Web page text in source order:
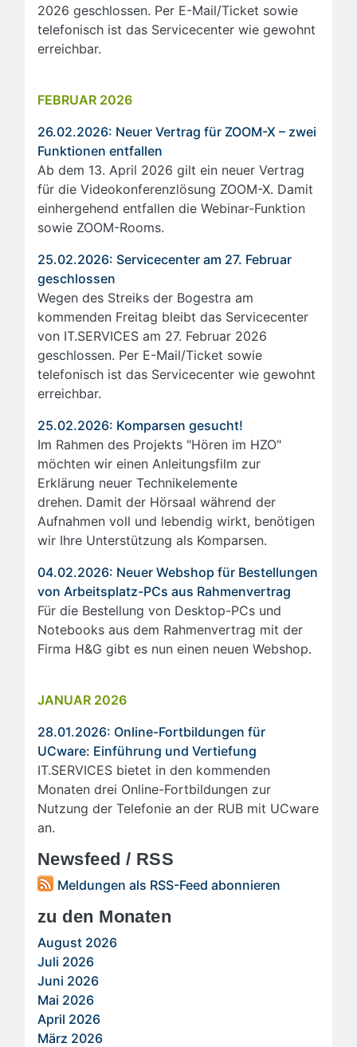
2026 geschlossen. Per E-Mail/Ticket sowie
telefonisch ist das Servicecenter wie gewohnt
erreichbar.
FEBRUAR 2026
26.02.2026: Neuer Vertrag für ZOOM-X – zwei
Funktionen entfallen
Ab dem 13. April 2026 gilt ein neuer Vertrag
für die Videokonferenzlösung ZOOM-X. Damit
einhergehend entfallen die Webinar-Funktion
sowie ZOOM-Rooms.
25.02.2026: Servicecenter am 27. Februar
geschlossen
Wegen des Streiks der Bogestra am
kommenden Freitag bleibt das Servicecenter
von IT.SERVICES am 27. Februar 2026
geschlossen. Per E-Mail/Ticket sowie
telefonisch ist das Servicecenter wie gewohnt
erreichbar.
25.02.2026: Komparsen gesucht!
Im Rahmen des Projekts "Hören im HZO"
möchten wir einen Anleitungsfilm zur
Erklärung neuer Technikelemente
drehen. Damit der Hörsaal während der
Aufnahmen voll und lebendig wirkt, benötigen
wir Ihre Unterstützung als Komparsen.
04.02.2026: Neuer Webshop für Bestellungen
von Arbeitsplatz-PCs aus Rahmenvertrag
Für die Bestellung von Desktop-PCs und
Notebooks aus dem Rahmenvertrag mit der
Firma H&G gibt es nun einen neuen Webshop.
JANUAR 2026
28.01.2026: Online-Fortbildungen für
UCware: Einführung und Vertiefung
IT.SERVICES bietet in den kommenden
Monaten drei Online-Fortbildungen zur
Nutzung der Telefonie an der RUB mit UCware
an.
Newsfeed / RSS
Meldungen als RSS-Feed abonnieren
zu den Monaten
August 2026
Juli 2026
Juni 2026
Mai 2026
April 2026
März 2026